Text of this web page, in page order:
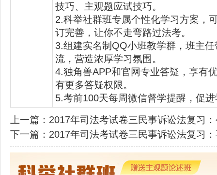
技巧、主观题应试技巧。
2.科举社群班专属个性化学习方案，
订完善，让你不走弯路过法考。
3.组建实名制QQ小班教学群，班主
流，营造浓厚学习氛围。
4.独角兽APP和官网专业答疑，享有
有更多答疑权限。
5.考前100天每周微信督学提醒，促
上一篇： 2017年司法考试卷三民事诉讼法复习
下一篇： 2017年司法考试卷三民事诉讼法复习